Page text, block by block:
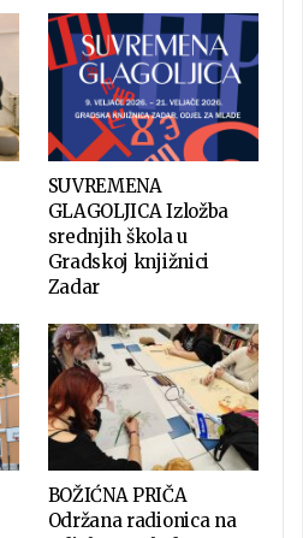
SUVREMENA
GLAGOLJICA Izložba
srednjih škola u
Gradskoj knjižnici
Zadar
BOŽIĆNA PRIČA
Održana radionica na